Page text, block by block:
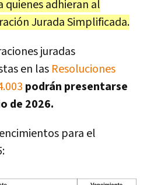
adhieran al
Jurada Simplificada.
juradas
en las Resoluciones
podrán presentarse
de 2026.
para el